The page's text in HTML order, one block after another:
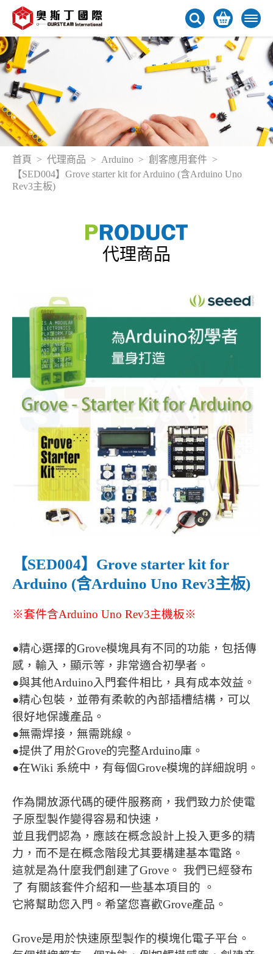
首頁 代理商品 Arduino
創客應用套件
【SED004】Grove starter kit for Arduino (含Arduino Uno
Rev3主板)
代理商品
【SED004】Grove starter kit for
Arduino (含Arduino Uno Rev3主板)
※套件含Arduino Uno Rev3主機板※
●精心選擇的Grove模塊具有不同的功能，包括傳
感，輸入，顯示等，非常適合初學者。
●與其他Arduino入門套件相比，具有成本效益。
●精心包裝，並帶有柔軟的內部插槽結構，可以
很好地保護產品。
●無需焊接，無需跳線。
●提供了用於Grove的完整Arduino庫。
●在Wiki 系統中，有每個Grove模塊的詳細說明。
作為開放源代碼的硬件服務商，我們致力於使電
子原型製作變得容易和快速，
並且我們認為，應該在概念設計上投入更多的精
力，而不是在概念階段尤其要構建基本電路。
這就是為什麼我們創建了Grove。 我們已經發布
了 有關該套件介紹和一些基本項目的 。
它將幫助您入門。希望您喜歡Grove產品。
Grove是用於快速原型製作的模塊化電子平台。